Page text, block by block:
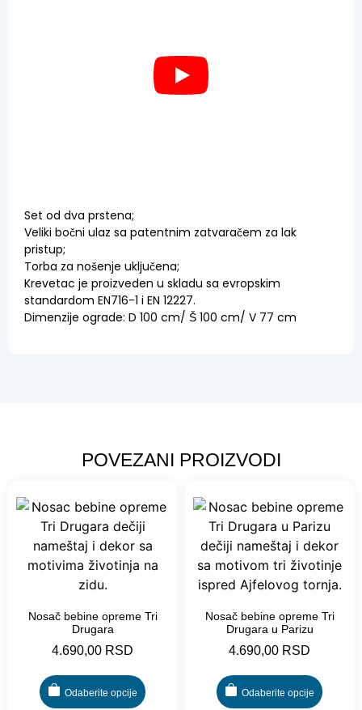
Set od dva prstena;
Veliki bočni ulaz sa patentnim zatvaračem za lak
pristup;
Torba za nošenje uključena;
Krevetac je proizveden u skladu sa evropskim
standardom EN716-1 i EN 12227.
Dimenzije ograde: D 100 cm/ Š 100 cm/ V 77 cm
POVEZANI PROIZVODI
Nosač bebine opreme Tri
Drugara
4.690,00 RSD
Odaberite opcije
Nosač bebine opreme Tri
Drugara u Parizu
4.690,00 RSD
Odaberite opcije